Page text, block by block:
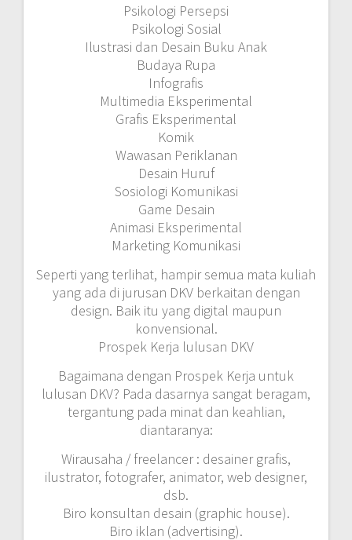
Psikologi Persepsi
Psikologi Sosial
Ilustrasi dan Desain Buku Anak
Budaya Rupa
Infografis
Multimedia Eksperimental
Grafis Eksperimental
Komik
Wawasan Periklanan
Desain Huruf
Sosiologi Komunikasi
Game Desain
Animasi Eksperimental
Marketing Komunikasi
Seperti yang terlihat, hampir semua mata kuliah
yang ada di jurusan DKV berkaitan dengan
design. Baik itu yang digital maupun
konvensional.
Prospek Kerja lulusan DKV
Bagaimana dengan Prospek Kerja untuk
lulusan DKV? Pada dasarnya sangat beragam,
tergantung pada minat dan keahlian,
diantaranya:
Wirausaha / freelancer : desainer grafis,
ilustrator, fotografer, animator, web designer,
dsb.
Biro konsultan desain (graphic house).
Biro iklan (advertising).